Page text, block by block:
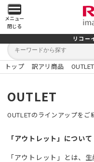
メ
イ
ン
メ
ニ
ュ
ー
を
メニュー
閉じる
リコー
キ
ワ
ー
トップ 訳アリ商品 OUTLET
OUTLET
OUTLETのラインアップをご
「アウトレット」について
「アウトレット」とは、